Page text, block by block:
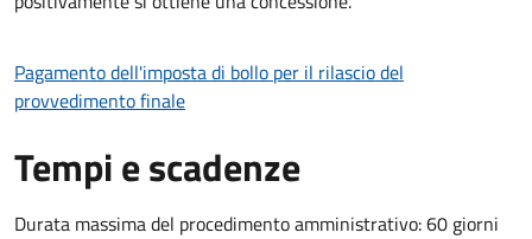
Pagamento dell'imposta di bollo per il rilascio del
provvedimento finale
Tempi e scadenze
Durata massima del procedimento amministrativo: 60 giorni